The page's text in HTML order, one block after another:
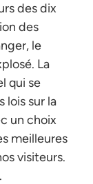
des dix
des
le
La
qui se
lois sur la
un choix
meilleures
visiteurs.
.